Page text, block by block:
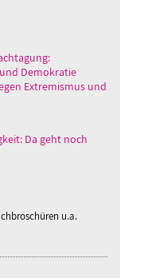
Demokratie
Extremismus und
Da geht noch
u.a.